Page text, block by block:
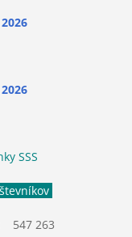
SSS
547 263